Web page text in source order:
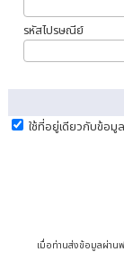
รหัสไปรษณีย์
ใช้ที่อยู่เดียวกับข้อมู
เมื่อท่านส่งข้อมูลผ่าน